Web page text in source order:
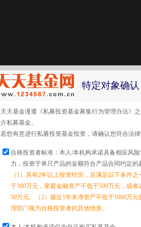
特定对象确认
天天基金谨遵《私募投资基金募集行为管理办法》
介私募基金。
若您有意进行私募投资基金投资，请确认您符合法
合格投资者标准：本人/本机构承诺具备相应风
力，投资于单只产品的金额符合产品合同约定的
（1）具有2年以上投资经历，且满足以下条件
于300万元，家庭金融资产不低于500万元，或
50万元。（2）最近1年末净资产不低于1000万
理部门视为合格投资者的其他情形。